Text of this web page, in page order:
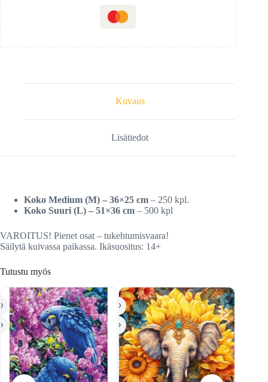
Kuvaus
Lisätiedot
Koko Medium (M) – 36×25 cm – 250 kpl.
Koko Suuri (L) – 51×36 cm – 500 kpl
VAROITUS! Pienet osat – tukehtumisvaara!
Säilytä kuivassa paikassa. Ikäsuositus: 14+
Tutustu myös